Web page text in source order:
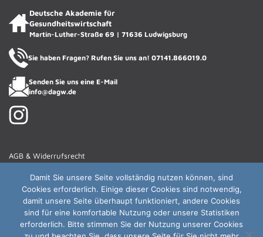
E-Mail *Deutsche Akademie für
Gesundheitswirtschaft
Martin-Luther-Straße 69 | 71636 Ludwigsburg
Sie haben Fragen? Rufen Sie uns an! 07141.866019.0
Senden Sie uns eine E-Mail
info@dagw.de
AGB & Widerrufsrecht
Gender-Hinweis
Impressum
Vertrag widerrufen
Damit Sie unsere Seite vollständig nutzen können, sind
Cookies erforderlich. Einige dieser Cookies sind notwendig,
damit unsere Seite überhaupt funktioniert, andere Cookies
sind für eine komfortable Nutzung oder unsere Statistiken
erforderlich. Bitte stimmen Sie der Nutzung unserer Cookies